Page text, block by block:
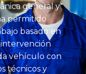
general y
permitido
basado en
vehículo con
técnicos y